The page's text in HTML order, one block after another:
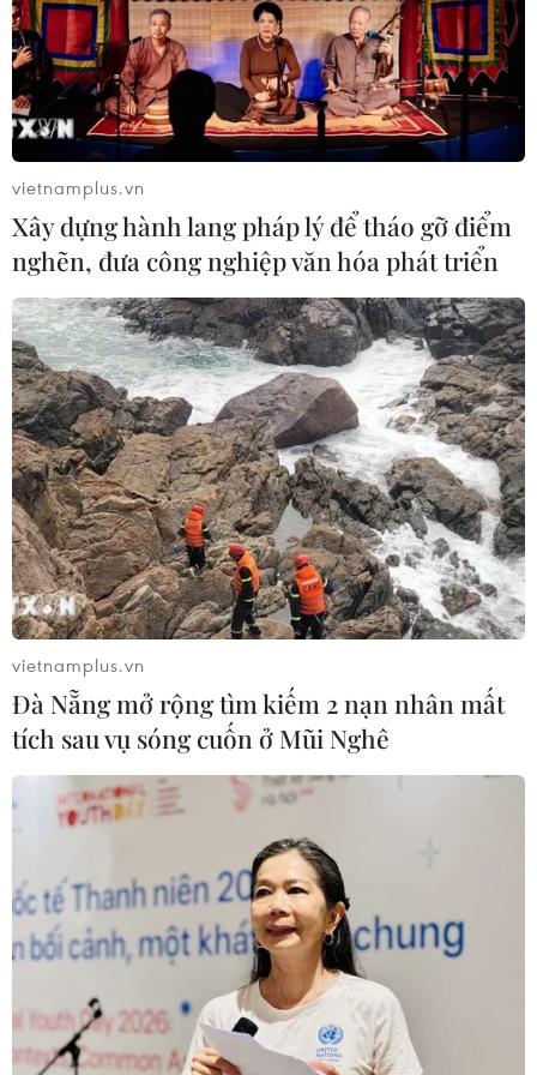
#Xăng E5 #Xăng sinh học
#Xăng RON 92
#Bộ Công Thương
#Petrolimex #PVOil
#tin tức
#tin tức mới nhất
#tin tức 24h
#tin tức mới nhất trong ngày
#tin tức thời sự
#tin tức hot
#tin tức an ninh #tin tức hot
#an ninh
#an ninh nghệ an
#thời sự hôm nay
#bản tin thời sự
#tội phạm
#truy nã
#tội phạm hình sự
#hình sự #công an
#vụ án
#phạm pháp
#pháp luật #pháp đình
#xã hội
#an ninh xã hội
#chính trị #VietnamPlus
#Vietnam
#Plus
Theo dõi VietnamPlus
TIN LIÊN QUAN
vietnamplus.vn
Xây dựng hành lang pháp lý để tháo gỡ điểm
nghẽn, đưa công nghiệp văn hóa phát triển
vietnamplus.vn
Đà Nẵng mở rộng tìm kiếm 2 nạn nhân mất
tích sau vụ sóng cuốn ở Mũi Nghê